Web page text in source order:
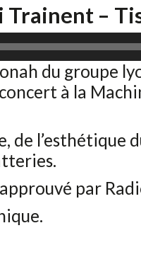
Trainent –
du groupe
à la
de l’esthétique
par